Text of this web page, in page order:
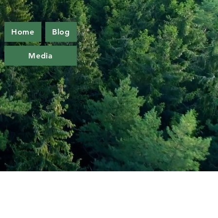
Home Blog
Media